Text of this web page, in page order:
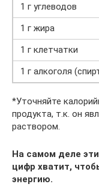
1 г углеводов
1 г жира
1 г клетчатки
1 г алкоголя
*Уточняйте
продукта, т.к. он
раствором.
На самом деле
цифр хватит,
энергию.